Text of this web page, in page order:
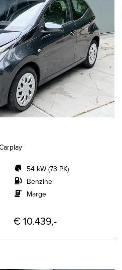
54 kW (73 PK)
Benzine
Marge
€ 10.439,-